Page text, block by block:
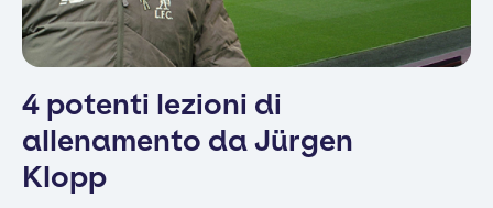
4 potenti lezioni di
allenamento da Jürgen
Klopp